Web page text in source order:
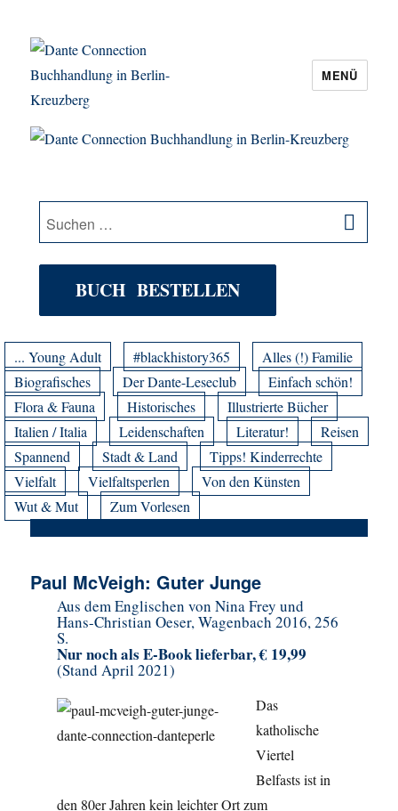
Dante Connection Buchhandlung in
MENÜ
Suche
nach:
BUCH BESTELLEN
... Young Adult #blackhistory365
Alles (!) Familie
Biografisches
Der Dante-Leseclub
Einfach schön!
Flora & Fauna
Historisches
Illustrierte Bücher
Italien / Italia
Leidenschaften Literatur!
Reisen
Spannend
Stadt & Land
Tipps! Kinderrechte
Vielfalt
Vielfaltsperlen
Von den Künsten
Wut & Mut
Zum Vorlesen
Paul McVeigh: Guter Junge
Aus dem Englischen von Nina Frey und
Hans-Christian Oeser, Wagenbach 2016, 256
S.
Nur noch als E-Book lieferbar, € 19,99
(Stand April 2021)
Das
katholische
Viertel
Belfasts ist in
den 80er Jahren kein leichter Ort zum